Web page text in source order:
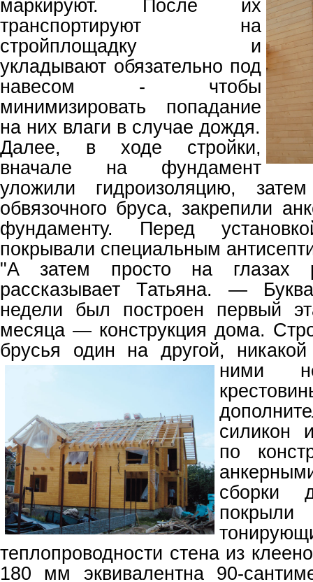
маркируют. После их
транспортируют на
стройплощадку и
укладывают обязательно под
навесом - чтобы
минимизировать попадание
на них влаги в случае дождя.
Далее, в ходе стройки,
вначале на фундамент
уложили гидроизоляцию,
обвязочного бруса, закрепили
фундаменту. Перед
покрывали специальным
"А затем просто на
рассказывает Татьяна. —
недели был построен первый
месяца — конструкция дома.
брусья один на другой,
ними
силикон
по
сборки
теплопроводности стена из
180 мм эквивалентна 90-